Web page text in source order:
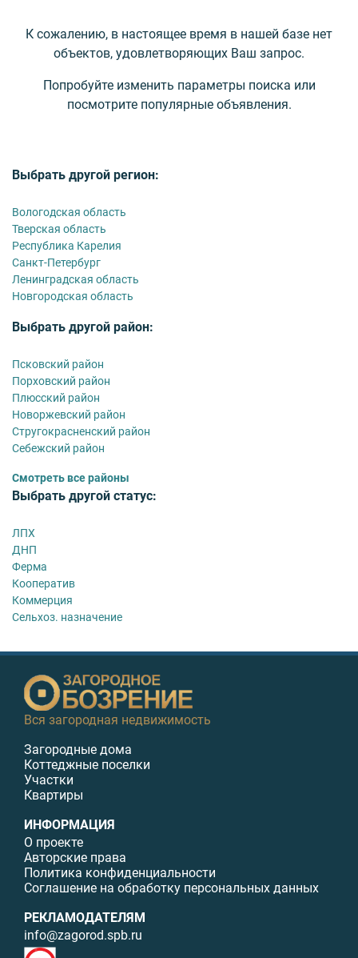
К сожалению, в настоящее время в нашей базе нет
объектов, удовлетворяющих Ваш запрос.
Попробуйте изменить параметры поиска или
посмотрите популярные объявления.
Выбрать другой регион:
Вологодская область
Тверская область
Республика Карелия
Санкт-Петербург
Ленинградская область
Новгородская область
Выбрать другой район:
Псковский район
Порховский район
Плюсский район
Новоржевский район
Стругокрасненский район
Себежский район
Смотреть все районы
Выбрать другой статус:
ЛПХ
ДНП
Ферма
Кооператив
Коммерция
Сельхоз. назначение
Вся загородная недвижимость
Загородные дома
Коттеджные поселки
Участки
Квартиры
ИНФОРМАЦИЯ
О проекте
Авторские права
Политика конфиденциальности
Соглашение на обработку персональных данных
РЕКЛАМОДАТЕЛЯМ
info@zagorod.spb.ru